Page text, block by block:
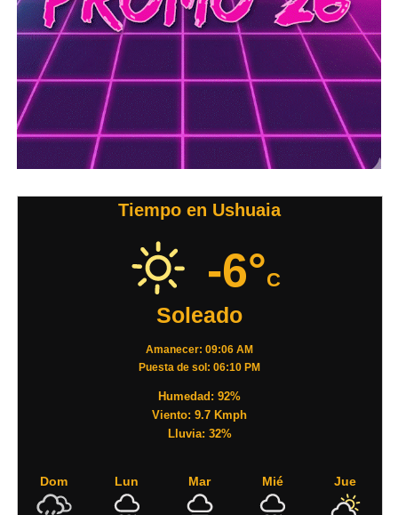
Tiempo en Ushuaia
-6°C
Soleado
Amanecer: 09:06 AM
Puesta de sol: 06:10 PM
Humedad: 92%
Viento: 9.7 Kmph
Lluvia: 32%
Dom Lun Mar Mié Jue